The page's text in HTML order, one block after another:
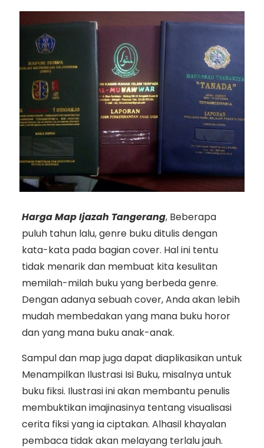
Harga Map Ijazah Tangerang, Beberapa
puluh tahun lalu, genre buku ditulis dengan
kata-kata pada bagian cover. Hal ini tentu
tidak menarik dan membuat kita kesulitan
memilah-milah buku yang berbeda genre.
Dengan adanya sebuah cover, Anda akan lebih
mudah membedakan yang mana buku horor
dan yang mana buku anak-anak.
Sampul dan map juga dapat diaplikasikan untuk
Menampilkan Ilustrasi Isi Buku, misalnya untuk
buku fiksi. Ilustrasi ini akan membantu penulis
membuktikan imajinasinya tentang visualisasi
cerita fiksi yang ia ciptakan. Alhasil khayalan
pembaca tidak akan melayang terlalu jauh.